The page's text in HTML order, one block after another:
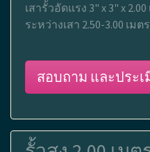
เสารั้วอัดแรง 3" x 3" x
ระหว่างเสา 2.50-3.00 เ
สอบถาม และประ